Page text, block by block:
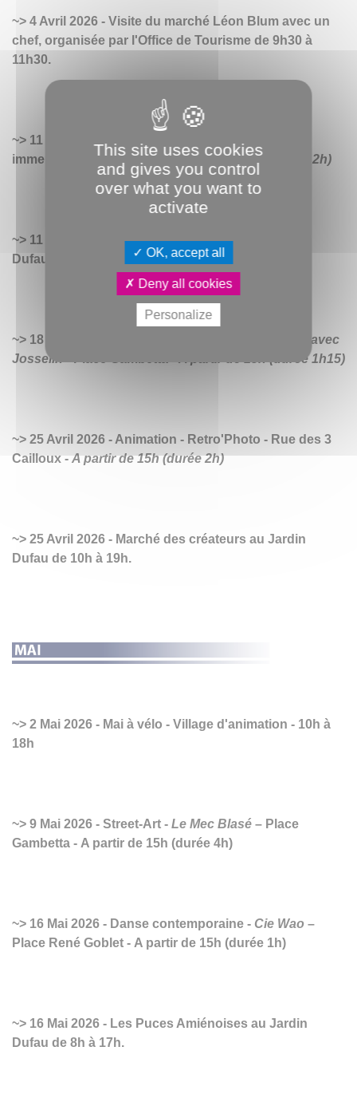
4 Avril 2026 - Visite du marché Léon Blum avec un
chef, organisée par l'Office de Tourisme de 9h30 à
11h30.
11 Avril 2026 - Grand jeu - Émission plateau TV
immersif - Place Gambetta -A partir de 15h (durée 2h)
11 Avril 2026 - Les Puces Amiénoises au Jardin
Dufau de 8h à 17h.
18 Avril 2026 - Concert -
Chansons Françaises avec
Josselin
A partir de 15h (durée 1h15)
25 Avril 2026 - Animation - Retro'Photo - Rue des 3
Cailloux -A partir de 15h (durée 2h)
25 Avril 2026 - Marché des créateurs au Jardin
Dufau de 10h à 19h.
2 Mai 2026 - Mai à vélo - Village d'animation - 10h à
18h
9 Mai 2026 - Street-Art - Le Mec Blasé – Place
Gambetta - A partir de 15h (durée 4h)
16 Mai 2026 - Danse contemporaine - Cie Wao –
Place René Goblet - A partir de 15h (durée 1h)
16 Mai 2026 - Les Puces Amiénoises au Jardin
Dufau de 8h à 17h.
This site uses cookies
and gives you control
over what you want to
activate
OK, accept all
Deny all cookies
Personalize